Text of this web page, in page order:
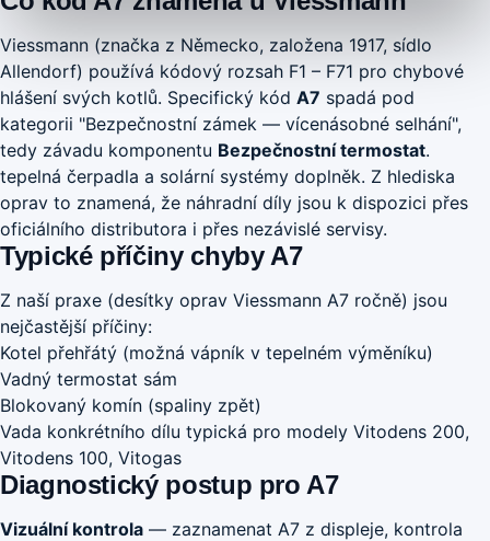
Viessmann (značka z Německo, založena 1917, sídlo
Allendorf) používá kódový rozsah F1 – F71 pro chybové
hlášení svých kotlů. Specifický kód A7 spadá pod
kategorii "Bezpečnostní zámek — vícenásobné selhání",
tedy závadu komponentu Bezpečnostní termostat.
tepelná čerpadla a solární systémy doplněk. Z hlediska
oprav to znamená, že náhradní díly jsou k dispozici přes
oficiálního distributora i přes nezávislé servisy.
Typické příčiny chyby A7
Z naší praxe (desítky oprav Viessmann A7 ročně) jsou
nejčastější příčiny:
Kotel přehřátý (možná vápník v tepelném výměníku)
Vadný termostat sám
Blokovaný komín (spaliny zpět)
Vada konkrétního dílu typická pro modely Vitodens 200,
Vitodens 100, Vitogas
Diagnostický postup pro A7
Vizuální kontrola — zaznamenat A7 z displeje, kontrola